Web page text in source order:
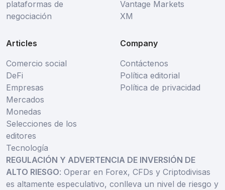
plataformas de
negociación
Vantage Markets
XM
Articles
Comercio social
DeFi
Empresas
Mercados
Monedas
Selecciones de los
editores
Tecnología
Company
Contáctenos
Política editorial
Política de privacidad
REGULACIÓN Y ADVERTENCIA DE INVERSIÓN DE
ALTO RIESGO: Operar en Forex, CFDs y Criptodivisas
es altamente especulativo, conlleva un nivel de riesgo y